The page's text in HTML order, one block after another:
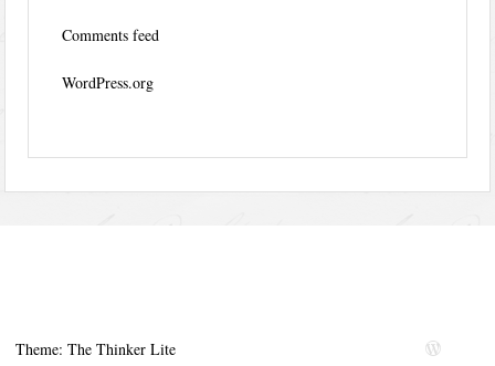
Comments feed
WordPress.org
Theme: The Thinker Lite